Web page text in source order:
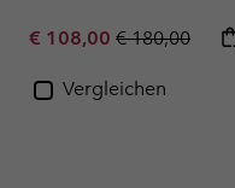
Sale price:
€ 108,00 Regular
€ 180,00
Vergleichen